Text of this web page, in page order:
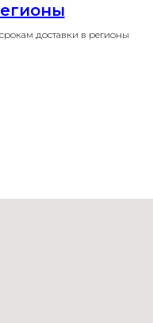
доставки в регионы